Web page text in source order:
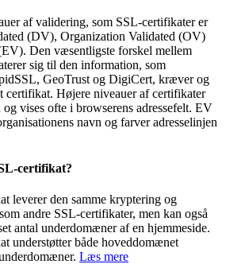
af validering, som SSL-certifikater er
(DV), Organization Validated (OV)
Den væsentligste forskel mellem
sig til den information, som
GeoTrust og DigiCert, kræver og
certifikat. Højere niveauer af certifikater
vises ofte i browserens adressefelt. EV
navn og farver adresselinjen
certifikat?
leverer den samme kryptering og
andre SSL-certifikater, men kan også
antal underdomæner af en hjemmeside.
understøtter både hoveddomænet
Læs mere